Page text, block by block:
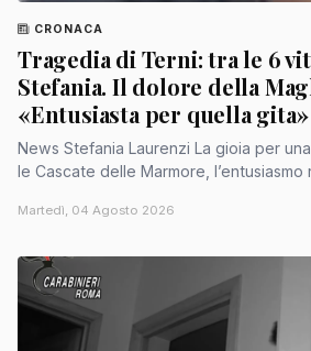
CRONACA
Tragedia di Terni: tra le 6
Stefania. Il dolore della
«Entusiasta per quella gita»
News Stefania Laurenzi La gioia per una gita fuori porta verso
le Cascate delle Marmore, l’entusiasmo
Martedì, 04 Agosto 2026